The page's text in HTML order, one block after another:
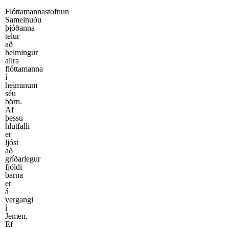
Flóttamannastofnun
Sameinuðu
þjóðanna
telur
að
helmingur
allra
flóttamanna
í
heiminum
séu
börn.
Af
þessu
hlutfalli
er
ljóst
að
gríðarlegur
fjöldi
barna
er
á
vergangi
í
Jemen.
Ef